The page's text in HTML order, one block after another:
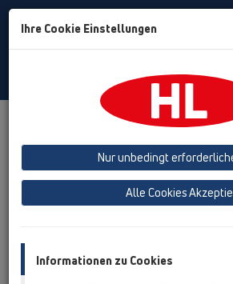
Produktübersicht 02
Produktübersicht
02 Waschtisch
Zusatzteile
Ihre Cookie Einstellungen
Nur unbedingt
Alle Cookies
Informationen zu Cookies